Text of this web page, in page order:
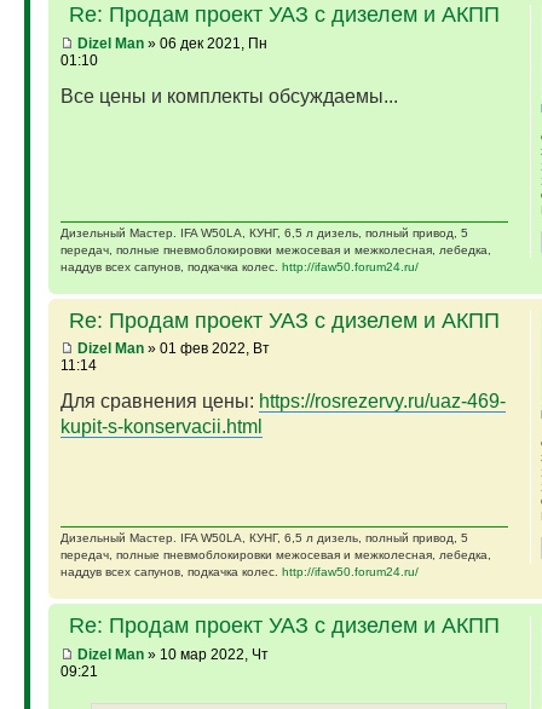
Re: Продам проект УАЗ с дизелем и АКПП
Dizel Man» 06 дек 2021, Пн
01:10
Все цены и комплекты обсуждаемы...
Дизельный Мастер. IFA W50LA, КУНГ, 6,5 л дизель, полный привод, 5
передач, полные пневмоблокировки межосевая и межколесная, лебедка,
наддув всех сапунов, подкачка колес. http://ifaw50.forum24.ru/
Re: Продам проект УАЗ с дизелем и АКПП
Dizel Man» 01 фев 2022, Вт
11:14
Для сравнения цены: https://rosrezervy.ru/uaz-469-
kupit-s-konservacii.html
Дизельный Мастер. IFA W50LA, КУНГ, 6,5 л дизель, полный привод, 5
передач, полные пневмоблокировки межосевая и межколесная, лебедка,
наддув всех сапунов, подкачка колес. http://ifaw50.forum24.ru/
Re: Продам проект УАЗ с дизелем и АКПП
Dizel Man» 10 мар 2022, Чт
09:21